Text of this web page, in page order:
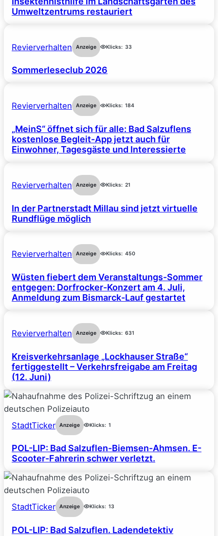
Umweltzentrums restauriert
Revierverhalten Anzeige Klicks: 33
Sommerleseclub 2026
Revierverhalten Anzeige Klicks: 184
„MeinS“ öffnet sich für alle: Bad Salzuflens
kostenlose Begleit-App jetzt auch für
Einwohner, Tagesgäste und Interessierte
Revierverhalten Anzeige Klicks: 21
In der Partnerstadt Millau sind jetzt virtuelle
Rundflüge möglich
Revierverhalten Anzeige Klicks: 450
Wüsten fiebert dem Veranstaltungs-Sommer
entgegen: Dorfrocker-Konzert am 4. Juli,
Anmeldung zum Bismarck-Lauf gestartet
Revierverhalten Anzeige Klicks: 631
Kreisverkehrsanlage „Lockhauser Straße“
fertiggestellt – Verkehrsfreigabe am Freitag
(12. Juni)
StadtTicker Anzeige Klicks: 1
POL-LIP: Bad Salzuflen-Biemsen-Ahmsen. E-
Scooter-Fahrerin schwer verletzt.
StadtTicker Anzeige Klicks: 13
POL-LIP: Bad Salzuflen. Ladendetektiv